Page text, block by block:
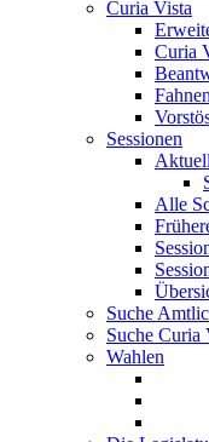
Curia Vista
Curia
Sessionen
Alle
Suche
Suche Curia
Wahlen